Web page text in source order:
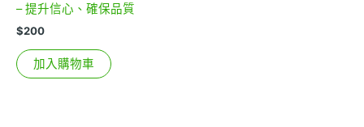
– 提升信心、確保品質
$200
加入購物車